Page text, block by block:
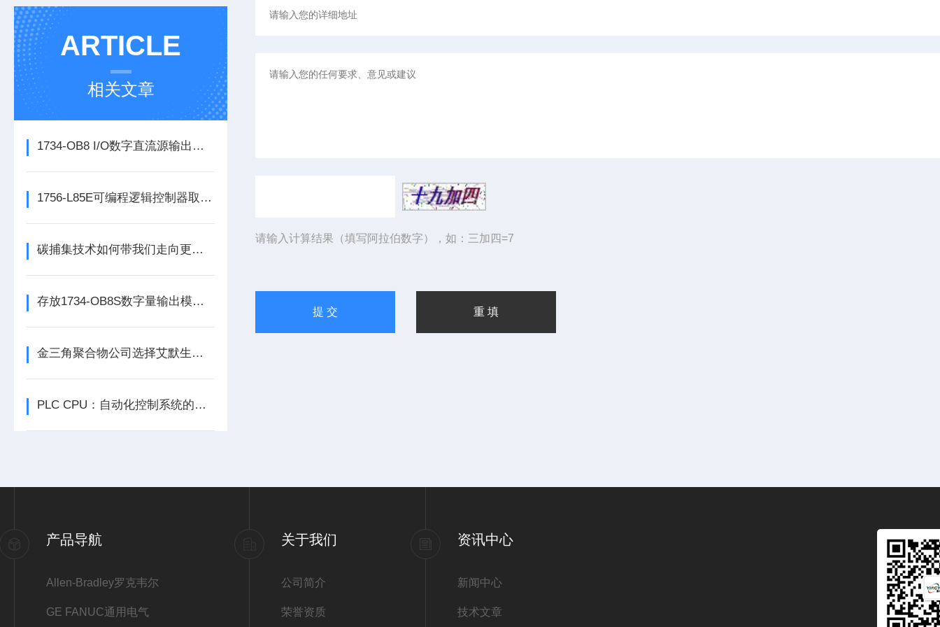
ARTICLE
相关文章
1734-OB8 I/O数字直流源输出模块的正确安装步骤分享
1756-L85E可编程逻辑控制器取代了传统的继电器控制系统
碳捕集技术如何带我们走向更洁净的未来？
存放1734-OB8S数字量输出模块时所需要考虑的方面分享
金三角聚合物公司选择艾默生为其新建工厂提供设备数字自动化技术以及软件
PLC CPU：自动化控制系统的核心中枢
请输入计算结果（填写阿拉伯数字），如：三加四=7
产品导航
Allen-Bradley罗克韦尔
GE FANUC通用电气
关于我们
公司简介
荣誉资质
资讯中心
新闻中心
技术文章